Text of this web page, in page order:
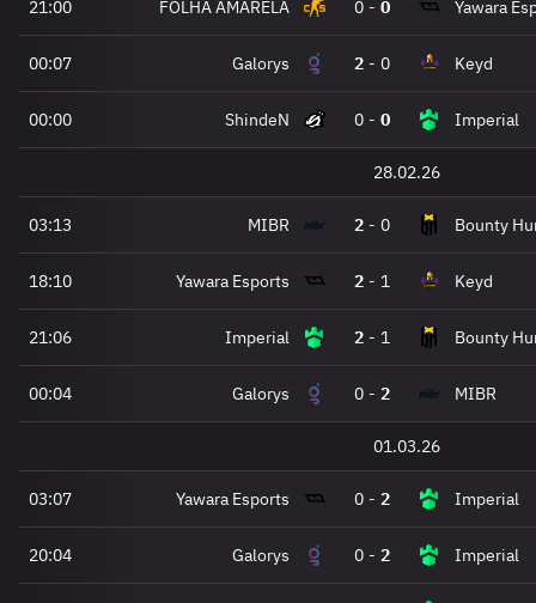
21:00 FOLHA AMARELA 0 - 0 Yawara
00:07 Galorys 2 - 0 Keyd
00:00 ShindeN 0 - 0 Imperial
28.02.26
03:13 MIBR 2 - 0 Bounty
18:10 Yawara Esports 2 - 1 Keyd
21:06 Imperial 2 - 1 Bounty
00:04 Galorys 0 - 2 MIBR
01.03.26
03:07 Yawara Esports 0 - 2 Imperial
20:04 Galorys 0 - 2 Imperial